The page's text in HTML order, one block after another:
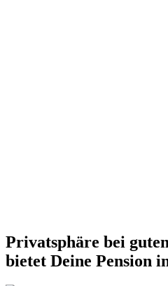
Privatsphäre bei
bietet Deine Pension